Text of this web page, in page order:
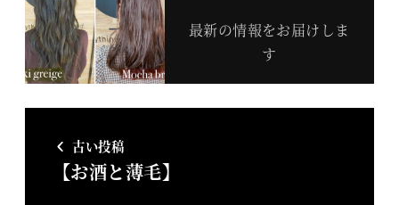
最新の情報をお届けしま
す
古い投稿
【お酒と薄毛】